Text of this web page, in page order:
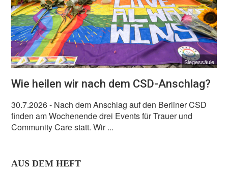
Siegessäule
Wie heilen wir nach dem CSD-Anschlag?
30.7.2026- Nach dem Anschlag auf den Berliner CSD
finden am Wochenende drei Events für Trauer und
Community Care statt. Wir ...
AUS DEM HEFT